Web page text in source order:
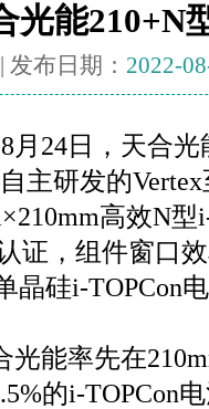
光能210+N
| 发布日期： 2022-
月24日，天合
主研发的
高效N
证，组件窗口
晶硅i-TOPCon
光能率先在
的i-TOPCon